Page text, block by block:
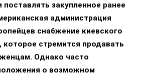
закупленное ранее
администрация
снабжение киевского
стремится продавать
Однако часто
о возможном